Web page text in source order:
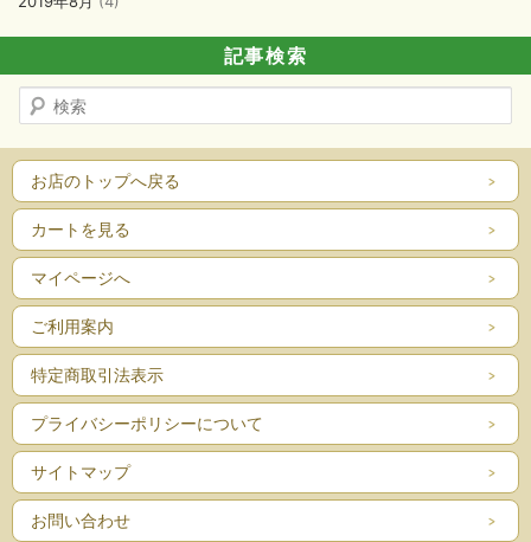
記事検索
索
お店のトップへ戻る
カートを見る
マイページへ
ご利用案内
特定商取引法表示
プライバシーポリシーについて
サイトマップ
お問い合わせ